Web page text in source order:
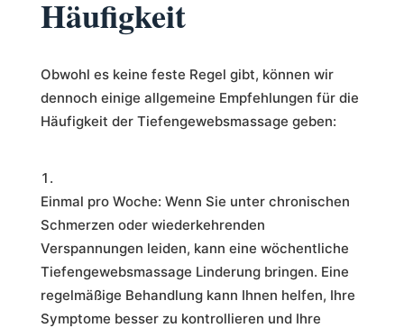
Häufigkeit
Obwohl es keine feste Regel gibt, können wir
dennoch einige allgemeine Empfehlungen für die
Häufigkeit der Tiefengewebsmassage geben:
Einmal pro Woche: Wenn Sie unter chronischen
Schmerzen oder wiederkehrenden
Verspannungen leiden, kann eine wöchentliche
Tiefengewebsmassage Linderung bringen. Eine
regelmäßige Behandlung kann Ihnen helfen, Ihre
Symptome besser zu kontrollieren und Ihre